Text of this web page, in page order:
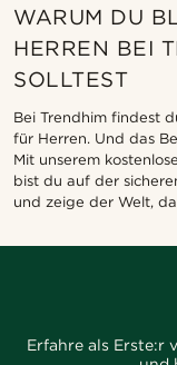
WARUM DU
HERREN BEI
SOLLTEST
Bei Trendhim findest
für Herren. Und das
Mit unserem
bist du auf der
und zeige der Welt,
Erfahre als Erste:r